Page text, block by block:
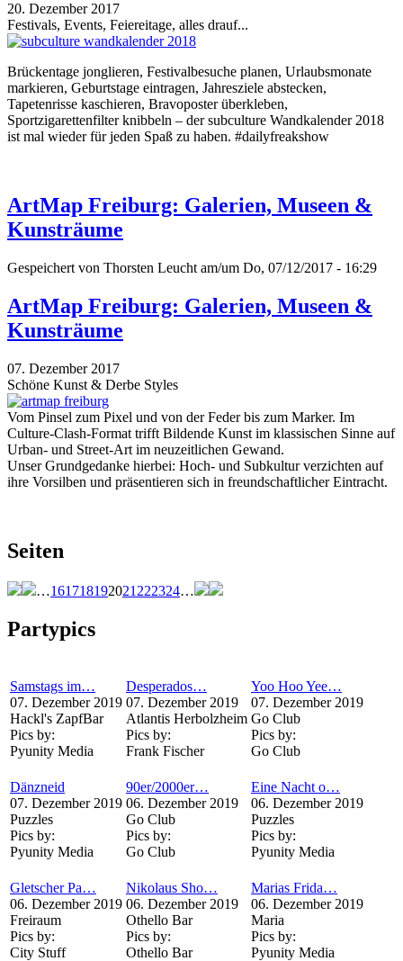
20. Dezember 2017
Festivals, Events, Feiereitage, alles drauf...
Brückentage jonglieren, Festivalbesuche planen, Urlaubsmonate
markieren, Geburtstage eintragen, Jahresziele abstecken,
Tapetenrisse kaschieren, Bravoposter überkleben,
Sportzigarettenfilter knibbeln – der subculture Wandkalender 2018
ist mal wieder für jeden Spaß zu haben. #dailyfreakshow
ArtMap Freiburg: Galerien, Museen &
Kunsträume
Gespeichert von Thorsten Leucht am/um Do, 07/12/2017 - 16:29
ArtMap Freiburg: Galerien, Museen &
Kunsträume
07. Dezember 2017
Schöne Kunst & Derbe Styles
Vom Pinsel zum Pixel und von der Feder bis zum Marker. Im
Culture-Clash-Format trifft Bildende Kunst im klassischen Sinne auf
Urban- und Street-Art im neuzeitlichen Gewand.
Unser Grundgedanke hierbei: Hoch- und Subkultur verzichten auf
ihre Vorsilben und präsentieren sich in freundschaftlicher Eintracht.
Seiten
…161718192021 222324…
Partypics
Samstags im…
07. Dezember 2019
Hackl's ZapfBar
Pics by:
Pyunity Media
Desperados…
07. Dezember 2019
Atlantis Herbolzheim
Pics by:
Frank Fischer
Yoo Hoo Yee…
07. Dezember 2019
Go Club
Pics by:
Go Club
Dänzneid
07. Dezember 2019
Puzzles
Pics by:
Pyunity Media
90er/2000er…
06. Dezember 2019
Go Club
Pics by:
Go Club
Eine Nacht o…
06. Dezember 2019
Puzzles
Pics by:
Pyunity Media
Gletscher Pa…
06. Dezember 2019
Freiraum
Pics by:
City Stuff
Nikolaus Sho…
06. Dezember 2019
Othello Bar
Pics by:
Othello Bar
Marias Frida…
06. Dezember 2019
Maria
Pics by:
Pyunity Media